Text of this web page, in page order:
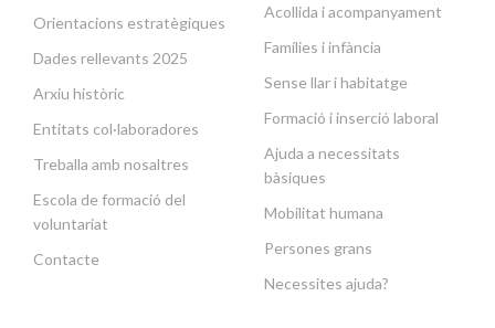
Orientacions estratègiques
Dades rellevants 2025
Arxiu històric
Entitats col·laboradores
Treballa amb nosaltres
Escola de formació del
voluntariat
Contacte
Acollida i acompanyament
Famílies i infància
Sense llar i habitatge
Formació i inserció laboral
Ajuda a necessitats
bàsiques
Mobilitat humana
Persones grans
Necessites ajuda?